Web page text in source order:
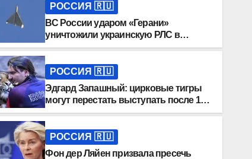
РОССИЯ 🇷🇺
ВС России ударом «Герани»
уничтожили украинскую РЛС в
Николаевской области
РОССИЯ 🇷🇺
Эдгард Запашный: цирковые тигры
могут перестать выступать после 10
лет
РОССИЯ 🇷🇺
Фон дер Ляйен призвала пресечь